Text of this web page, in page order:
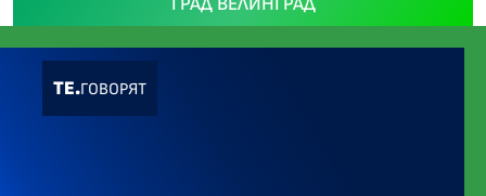
ТЕ.ГОВОРЯТ